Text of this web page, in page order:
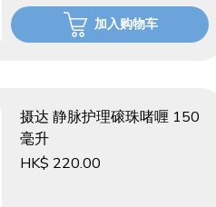
加入购物车
摄达 静脉护理磙珠啫喱 150
毫升
HK$ 220.00